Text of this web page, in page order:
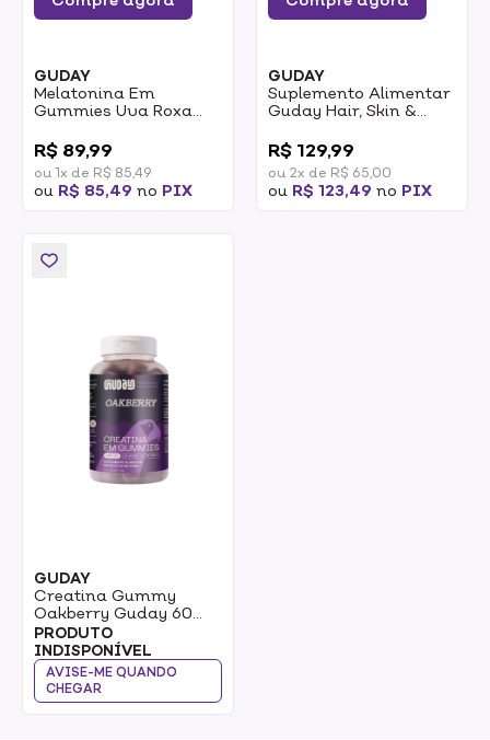
GUDAY
Melatonina Em
Gummies Uva Roxa
R$ 89,99
ou 1x de R$ 85,49
ou R$ 85,49 no PIX
GUDAY
Suplemento Alimentar
Guday Hair, Skin &
R$ 129,99
ou 2x de R$ 65,00
ou R$ 123,49 no PIX
GUDAY
Creatina Gummy
Oakberry Guday 60
Gomas
PRODUTO
INDISPONÍVEL
AVISE-ME QUANDO
CHEGAR